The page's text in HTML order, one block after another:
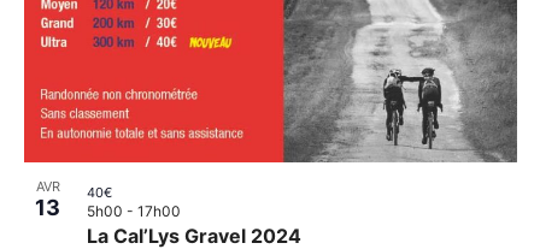
AVR
13
La Cal’Lys Gravel 2024
5h00 - 17h00
40€